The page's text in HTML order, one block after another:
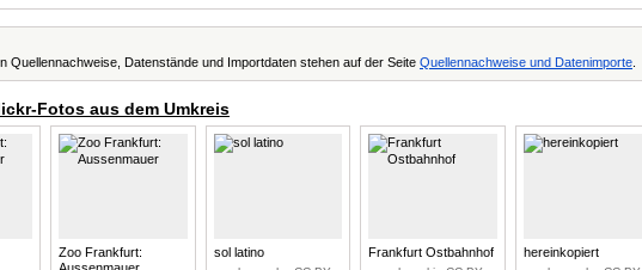
Quellennachweise, Datenstände und Importdaten stehen auf der Seite Quellennachweise und Datenimporte
Fotos aus dem Umkreis
Zoo Frankfurt:
sol latino Frankfurt Ostbahnhof hereinkopiert